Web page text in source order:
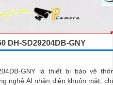
DH-SD29204DB-GNY
GNY là thiết bị bảo vệ
nghệ AI nhận diện khuôn mặt,